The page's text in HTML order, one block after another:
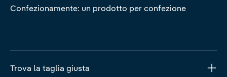
Confezionamente: un prodotto per confezione
Trova la taglia giusta